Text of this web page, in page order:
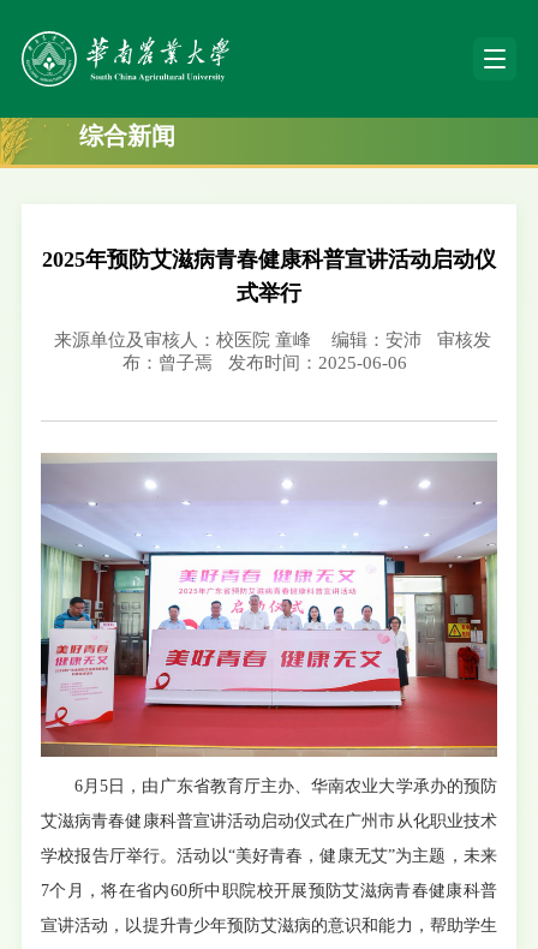
综合新闻
2025年预防艾滋病青春健康科普宣讲活动启动仪
式举行
来源单位及审核人：校医院 童峰 编辑：安沛
审核发
布：曾子焉
发布时间：2025-06-06
6月5日，由广东省教育厅主办、华南农业大学承办的预防
艾滋病青春健康科普宣讲活动启动仪式在广州市从化职业技术
学校报告厅举行。活动以“美好青春，健康无艾”为主题，未来
7个月，将在省内60所中职院校开展预防艾滋病青春健康科普
宣讲活动，以提升青少年预防艾滋病的意识和能力，帮助学生